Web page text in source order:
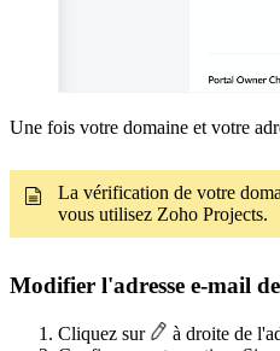
Une fois votre domaine et votre
La vérification de votre
vous utilisez Zoho Projects.
Modifier l'adresse e-mail
Cliquez sur
à droite de